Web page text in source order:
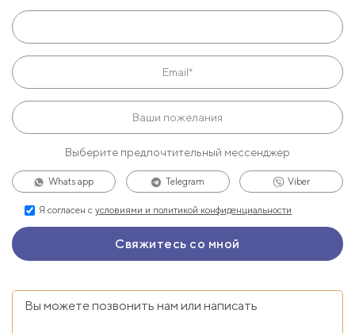
Выберите предпочтительный мессенджер
Whats app Telegram Viber
Я согласен с условиями и политикой конфиденциальности
Вы можете позвонить нам или написать